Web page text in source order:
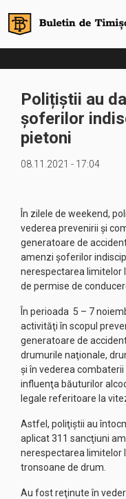
Polițiștii au
șoferilor
pietoni
08.11.2021 - 17:04
În zilele de weekend,
vederea prevenirii şi
generatoare de
amenzi şoferilor
nerespectarea limitelor
de permise de
În perioada 5 – 7
activităţi în scopul
generatoare de
drumurile naţionale,
şi în vederea
influenţa băuturilor
legale referitoare la
Astfel, poliţiştii au
aplicat 311 sancţiuni
nerespectarea limitelor
tronsoane de drum.
Au fost reţinute în